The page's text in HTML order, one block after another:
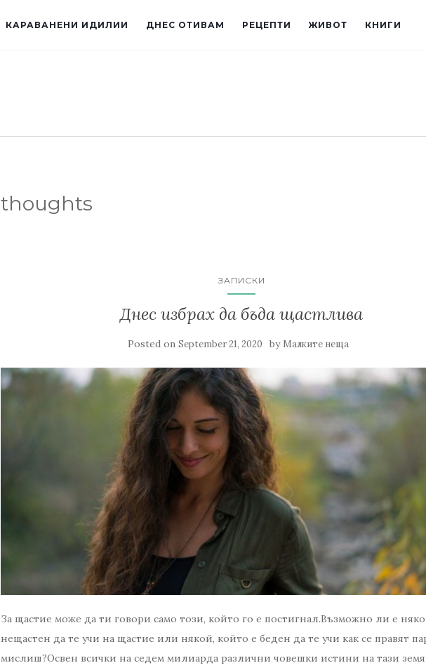
КАРАВАНЕНИ ИДИЛИИ ДНЕС ОТИВАМ РЕЦЕПТИ ЖИВОТ КНИГИ
thoughts
ЗАПИСКИ
Днес избрах да бъда щастлива
Posted on September 21, 2020 by Малките неща
За щастие може да ти говори само този, който го е постигнал.Възможно ли е
нещастен да те учи на щастие или някой, който е беден да те учи как се правят
мислиш?Освен всички на седем милиарда различни човешки истини на тази